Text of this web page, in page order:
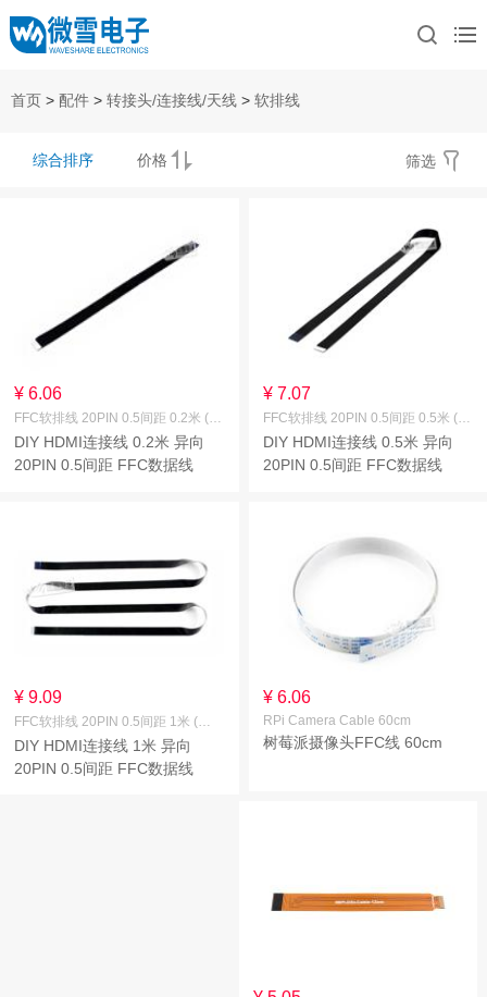
首页 > 配件 > 转接头/连接线/天线 > 软排线
综合排序 价格 筛选
¥ 6.06
FFC软排线 20PIN 0.5间距 0.2米 (异向)
DIY HDMI连接线 0.2米 异向
20PIN 0.5间距 FFC数据线
¥ 7.07
FFC软排线 20PIN 0.5间距 0.5米 (异向)
DIY HDMI连接线 0.5米 异向
20PIN 0.5间距 FFC数据线
¥ 9.09
FFC软排线 20PIN 0.5间距 1米 (异向)
DIY HDMI连接线 1米 异向
20PIN 0.5间距 FFC数据线
¥ 6.06
RPi Camera Cable 60cm
树莓派摄像头FFC线 60cm